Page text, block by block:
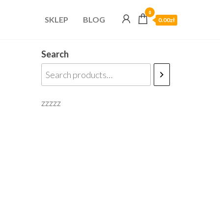
SKLEP BLOG
0
0.00zł
Search
zzzzz